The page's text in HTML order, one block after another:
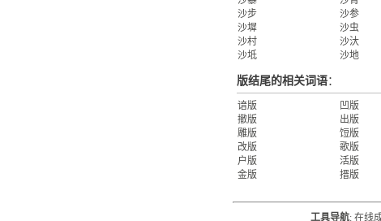
沙步
沙参
沙墀
沙虫
沙村
沙汏
沙坻
沙地
版结尾的相关词语：
谙版 凹版
撤版
出版
雕版
饾版
改版
歌版
户版
活版
金版
搢版
工具导航: 在线